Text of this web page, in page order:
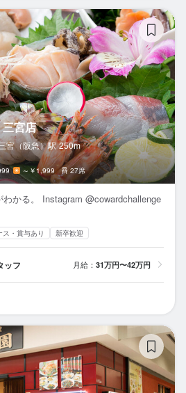
宮店
宮（阪急）駅 250m
～￥1,999 27席
かる。 Instagram @cowardchallenge
ス・賞与あり 新卒歓迎
ッフ 月給： 31万円〜42万円